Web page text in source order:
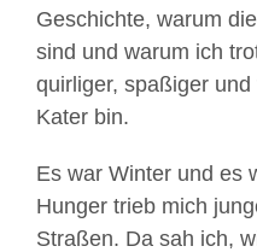
Geschichte, warum
sind und warum ich
quirliger, spaßiger
Kater bin.
Es war Winter und es
Hunger trieb mich
Straßen. Da sah ich,